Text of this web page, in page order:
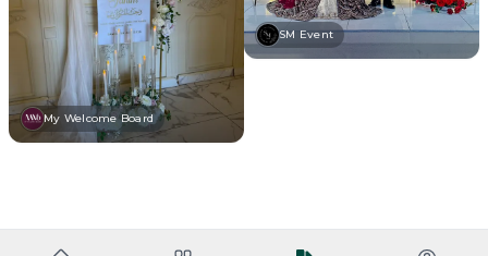
My Welcome Board
SM Event